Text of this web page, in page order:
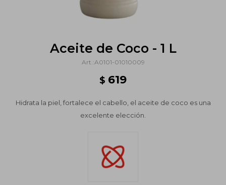
Aceite de Coco - 1 L
A0101-01010009
$ 619
Hidrata la piel, fortalece el cabello, el aceite de coco es una
excelente elección.